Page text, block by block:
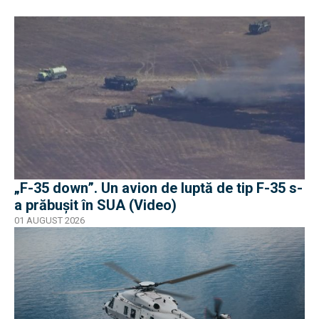
„F-35 down”. Un avion de luptă de tip F-35 s-
a prăbușit în SUA (Video)
01 AUGUST 2026